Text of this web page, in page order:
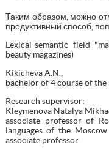
Таким образом, можно
продуктивный способ,
Lexical-semantic field
beauty magazines)
Kikicheva A.N.,
bachelor of 4 course of
Research supervisor:
Kleymenova Natalya
associate professor of
languages of the
associate professor